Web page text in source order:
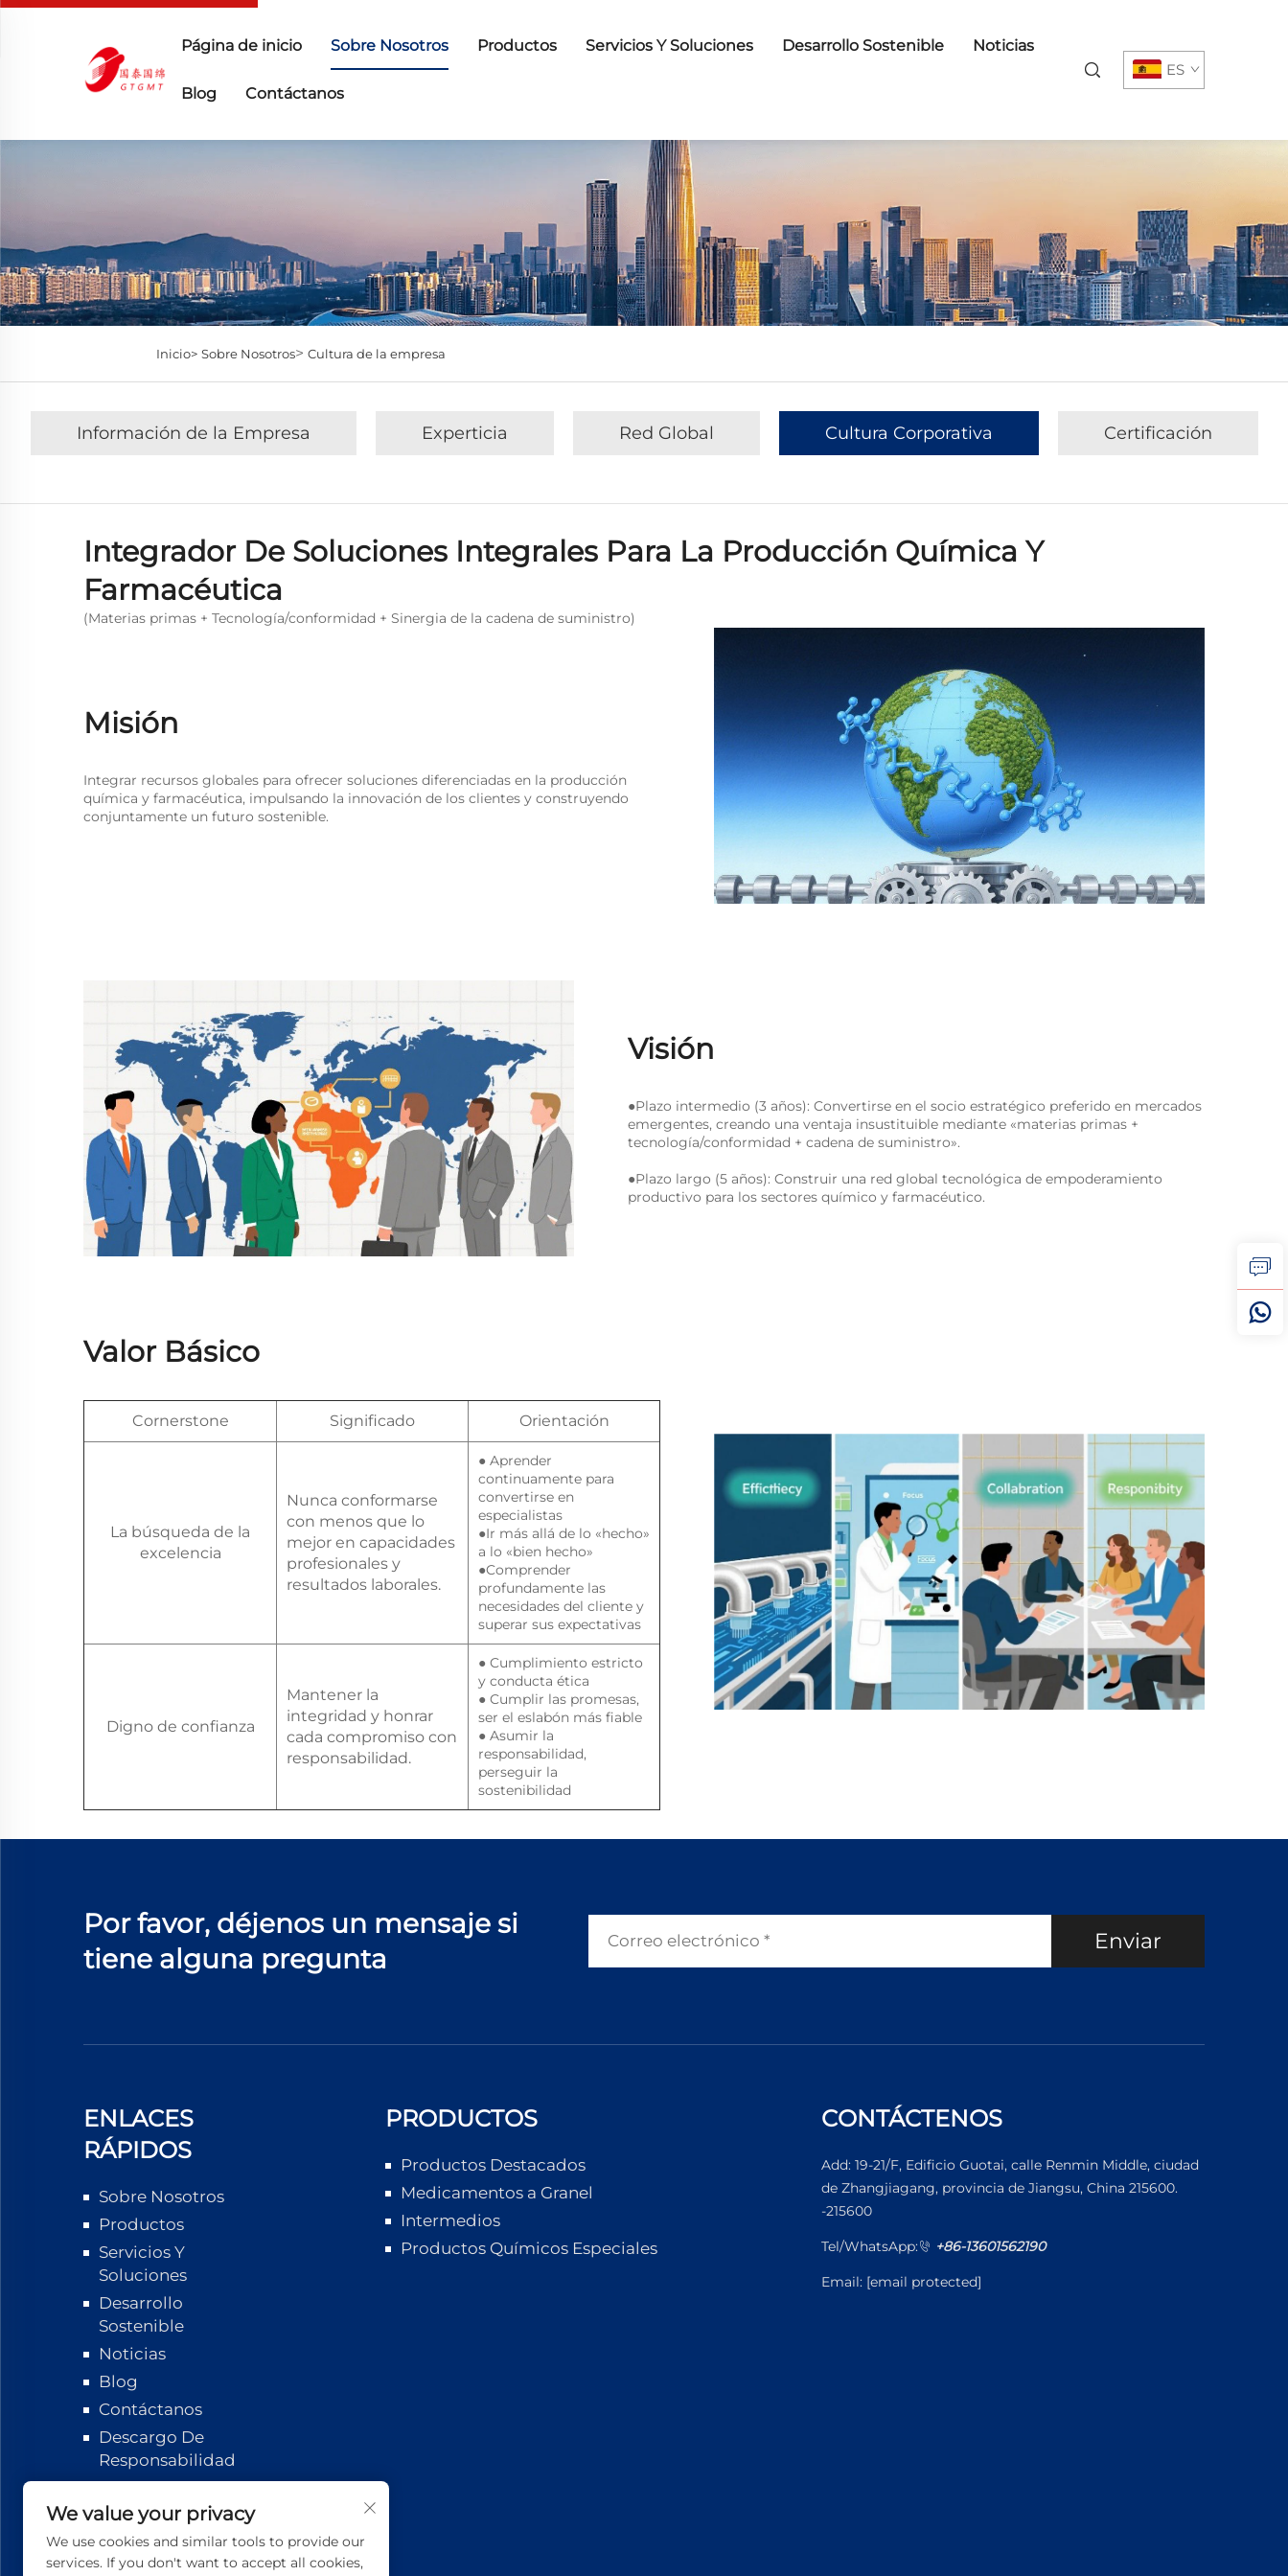
Página de inicio Sobre Nosotros Productos Servicios Y Soluciones Desarrollo Sostenible Noticias
Blog Contáctanos
ES
Inicio> Sobre Nosotros> Cultura de la empresa
Información de la Empresa Experticia Red Global Cultura Corporativa Certificación
Integrador De Soluciones Integrales Para La Producción Química Y
Farmacéutica
(Materias primas + Tecnología/conformidad + Sinergia de la cadena de suministro)
Misión
Integrar recursos globales para ofrecer soluciones diferenciadas en la producción
química y farmacéutica, impulsando la innovación de los clientes y construyendo
conjuntamente un futuro sostenible.
Visión
●Plazo intermedio (3 años): Convertirse en el socio estratégico preferido en mercados
emergentes, creando una ventaja insustituible mediante «materias primas +
tecnología/conformidad + cadena de suministro».
●Plazo largo (5 años): Construir una red global tecnológica de empoderamiento
productivo para los sectores químico y farmacéutico.
Valor Básico
Cornerstone Significado Orientación
La búsqueda de la
excelencia
Nunca conformarse
con menos que lo
mejor en capacidades
profesionales y
resultados laborales.
● Aprender
continuamente para
convertirse en
especialistas
●Ir más allá de lo «hecho»
a lo «bien hecho»
●Comprender
profundamente las
necesidades del cliente y
superar sus expectativas
Digno de confianza
Mantener la
integridad y honrar
cada compromiso con
responsabilidad.
● Cumplimiento estricto
y conducta ética
● Cumplir las promesas,
ser el eslabón más fiable
● Asumir la
responsabilidad,
perseguir la
sostenibilidad
Por favor, déjenos un mensaje si
tiene alguna pregunta
Enviar
ENLACES
RÁPIDOS
Sobre Nosotros
Productos
Servicios Y
Soluciones
Desarrollo
Sostenible
Noticias
Blog
Contáctanos
Descargo De
Responsabilidad
Seguimiento
Logístico
PRODUCTOS
Productos Destacados
Medicamentos a Granel
Intermedios
Productos Químicos Especiales
CONTÁCTENOS
Add: 19-21/F, Edificio Guotai, calle Renmin Middle, ciudad
de Zhangjiagang, provincia de Jiangsu, China 215600.
-215600
Tel/WhatsApp: +86-13601562190
Email: [email protected]
We value your privacy
We use cookies and similar tools to provide our
services. If you don't want to accept all cookies,